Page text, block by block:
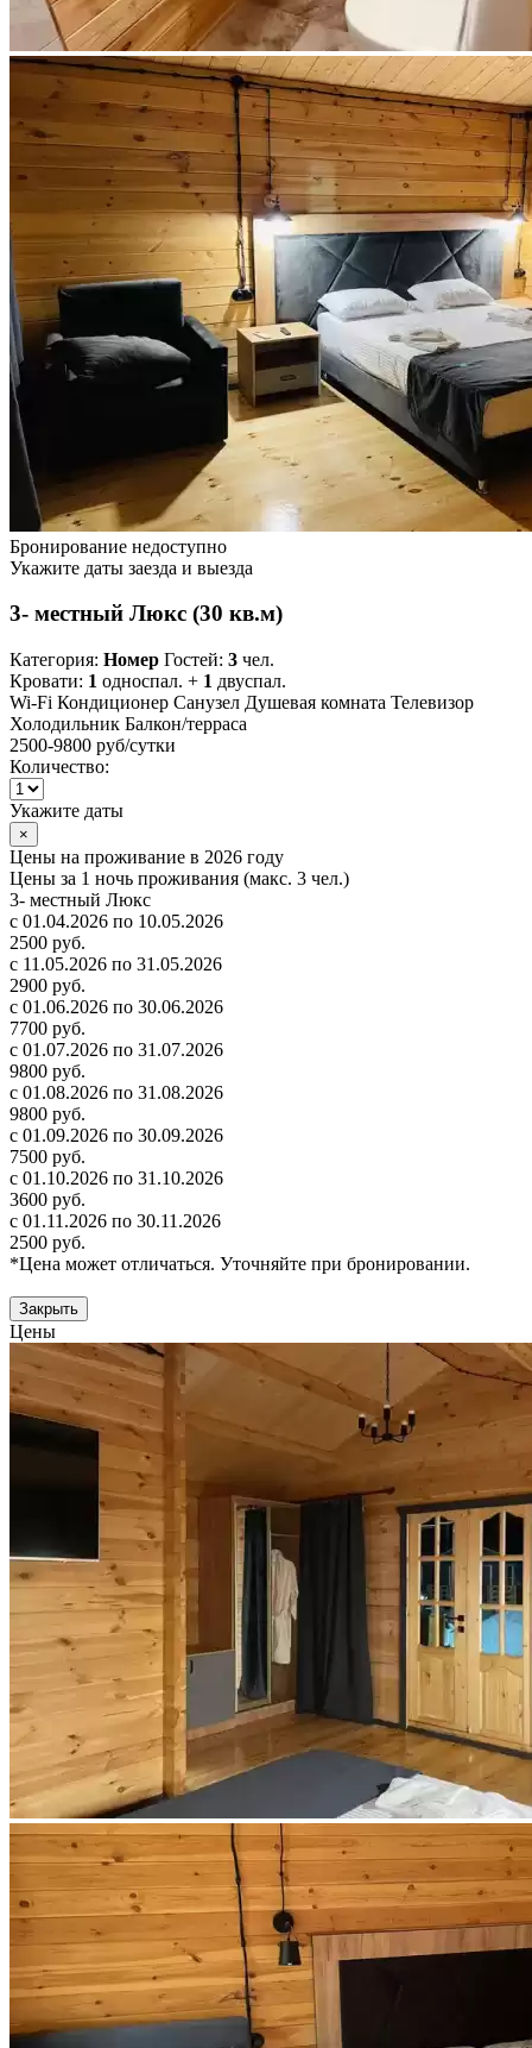
Бронирование недоступно
Укажите даты заезда и выезда
3- местный Люкс (30 кв.м)
Категория: Номер Гостей: 3 чел.
Кровати: 1 односпал. + 1 двуспал.
Wi-Fi Кондиционер Санузел Душевая комната Телевизор
Холодильник Балкон/терраса
2500-9800 руб/сутки
Количество:
Укажите даты
×
Цены на проживание в 2026 году
Цены за 1 ночь проживания (макс. 3 чел.)
3- местный Люкс
с 01.04.2026 по 10.05.2026
2500 руб.
с 11.05.2026 по 31.05.2026
2900 руб.
с 01.06.2026 по 30.06.2026
7700 руб.
с 01.07.2026 по 31.07.2026
9800 руб.
с 01.08.2026 по 31.08.2026
9800 руб.
с 01.09.2026 по 30.09.2026
7500 руб.
с 01.10.2026 по 31.10.2026
3600 руб.
с 01.11.2026 по 30.11.2026
2500 руб.
*Цена может отличаться. Уточняйте при бронировании.
Закрыть
Цены